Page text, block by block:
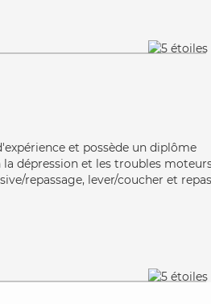
et possède un diplôme
dépression et les troubles
repassage, lever/coucher et